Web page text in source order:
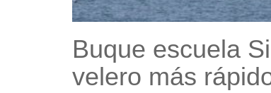
Buque escuela
velero más